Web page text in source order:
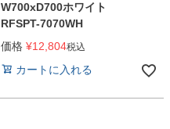
W700xD700ホワイト
RFSPT-7070WH
価格 ¥12,804税込
カートに入れる